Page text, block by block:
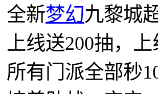
全新梦幻九黎城
上线送200抽，
所有门派全部秒